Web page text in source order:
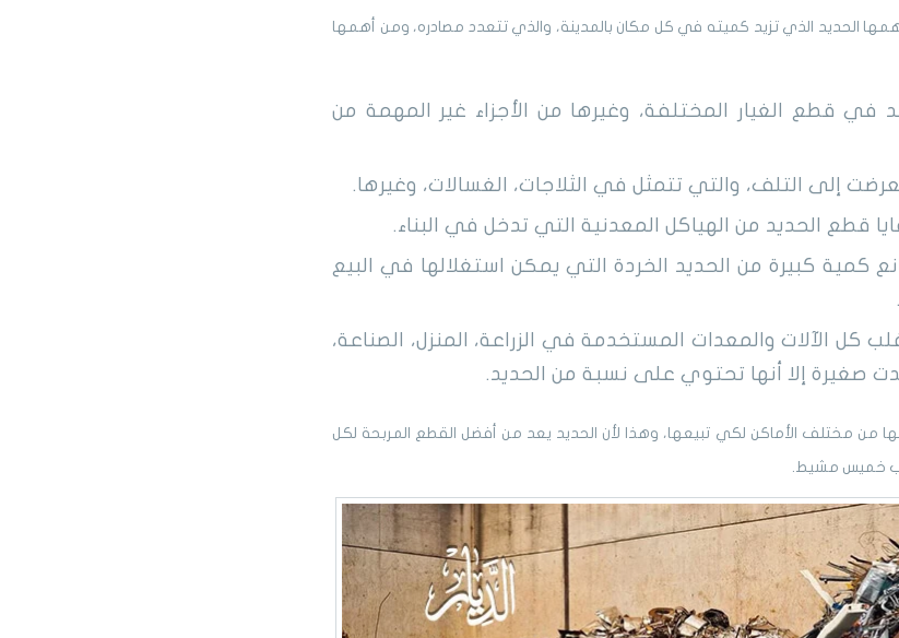
الحديد الذي تزيد كميته في كل مكان بالمدينة، والذي تتعدد مصادره، ومن أهمها
في قطع الغيار المختلفة، وغيرها من الأجزاء غير المهمة من
إلى التلف، والتي تتمثل في الثلاجات، الغسالات، وغيرها.
قطع الحديد من الهياكل المعدنية التي تدخل في البناء.
كمية كبيرة من الحديد الخردة التي يمكن استغلالها في البيع
كل الآلات والمعدات المستخدمة في الزراعة، المنزل، الصناعة،
صغيرة إلا أنها تحتوي على نسبة من الحديد.
من مختلف الأماكن لكي تبيعها، وهذا لأن الحديد يعد من أفضل القطع المربحة لكل
خميس مشيط.